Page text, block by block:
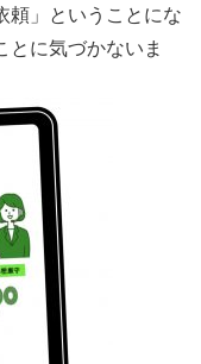
頼」ということにな
とに気づかないま